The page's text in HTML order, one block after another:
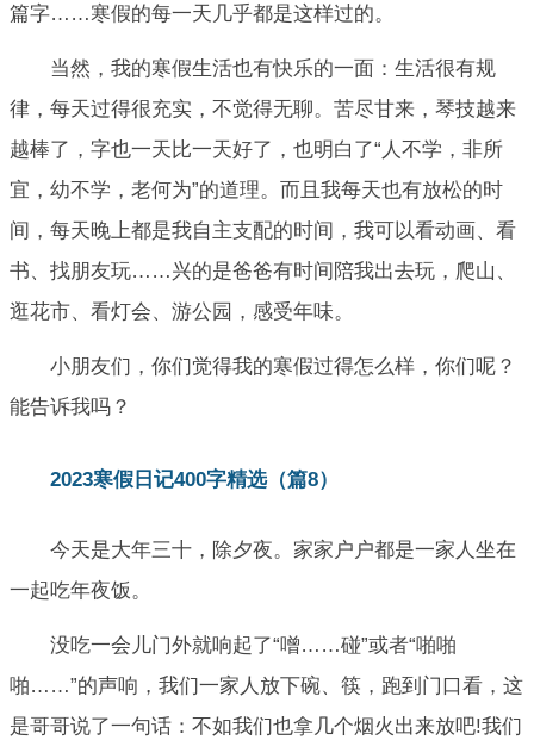
篇字……寒假的每一天几乎都是这样过的。
当然，我的寒假生活也有快乐的一面：生活很有规
律，每天过得很充实，不觉得无聊。苦尽甘来，琴技越来
越棒了，字也一天比一天好了，也明白了“人不学，非所
宜，幼不学，老何为”的道理。而且我每天也有放松的时
间，每天晚上都是我自主支配的时间，我可以看动画、看
书、找朋友玩……兴的是爸爸有时间陪我出去玩，爬山、
逛花市、看灯会、游公园，感受年味。
小朋友们，你们觉得我的寒假过得怎么样，你们呢？
能告诉我吗？
2023寒假日记400字精选（篇8）
今天是大年三十，除夕夜。家家户户都是一家人坐在
一起吃年夜饭。
没吃一会儿门外就响起了“噌……碰”或者“啪啪
啪……”的声响，我们一家人放下碗、筷，跑到门口看，这
是哥哥说了一句话：不如我们也拿几个烟火出来放吧!我们